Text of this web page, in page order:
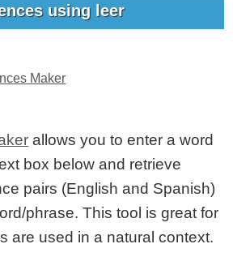
using leer
Maker
allows you to enter a word
box below and retrieve
pairs (English and Spanish)
phrase. This tool is great for
are used in a natural context.